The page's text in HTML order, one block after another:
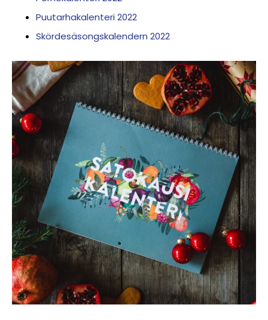
Puutarhakalenteri 2022
Skördesäsongskalendern 2022